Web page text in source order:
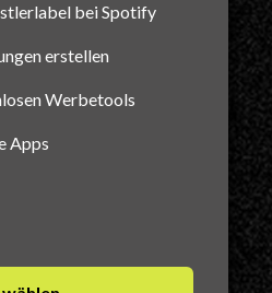
bei Spotify
erstellen
Werbetools
Apps